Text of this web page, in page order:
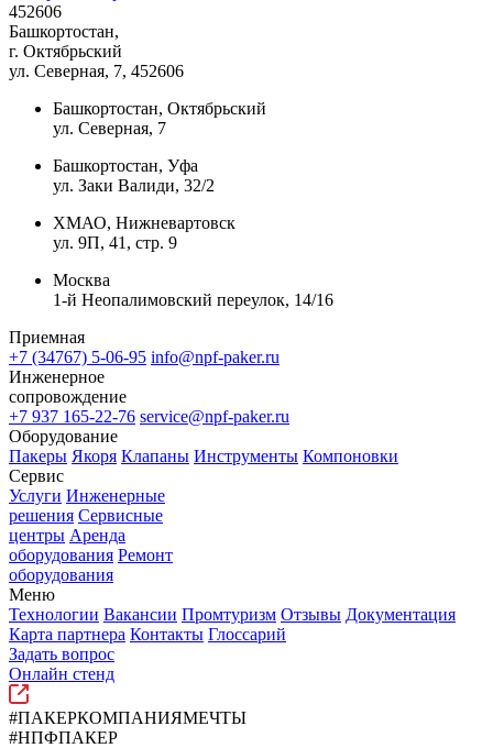
452606
Башкортостан,
г. Октябрьский
ул. Северная, 7, 452606
Башкортостан, Октябрьский
ул. Северная, 7
Башкортостан, Уфа
ул. Заки Валиди, 32/2
ХМАО, Нижневартовск
ул. 9П, 41, стр. 9
Москва
1-й Неопалимовский переулок, 14/16
Приемная
+7 (34767) 5-06-95 info@npf-paker.ru
Инженерное
сопровождение
+7 937 165-22-76 service@npf-paker.ru
Оборудование
Пакеры Якоря Клапаны Инструменты Компоновки
Сервис
Услуги Инженерные
решения Сервисные
центры Аренда
оборудования Ремонт
оборудования
Меню
Технологии Вакансии Промтуризм Отзывы Документация
Карта партнера Контакты Глоссарий
Задать вопрос
Онлайн стенд
#ПАКЕРКОМПАНИЯМЕЧТЫ
#НПФПАКЕР